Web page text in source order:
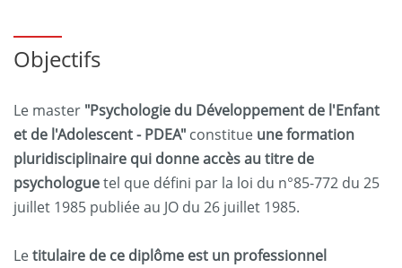
Objectifs
Le master "Psychologie du Développement de l'Enfant
et de l'Adolescent - PDEA" constitue une formation
pluridisciplinaire qui donne accès au titre de
psychologuetel que défini par la loi du n°85-772 du 25
juillet 1985 publiée au JO du 26 juillet 1985.
Letitulaire de ce diplôme est un professionnel